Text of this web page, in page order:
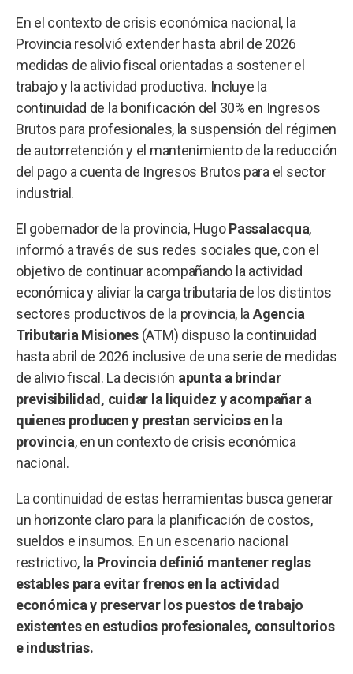
En el contexto de crisis económica nacional, la
Provincia resolvió extender hasta abril de 2026
medidas de alivio fiscal orientadas a sostener el
trabajo y la actividad productiva. Incluye la
continuidad de la bonificación del 30% en Ingresos
Brutos para profesionales, la suspensión del régimen
de autorretención y el mantenimiento de la reducción
del pago a cuenta de Ingresos Brutos para el sector
industrial.
El gobernador de la provincia, HugoPassalacqua,
informó a través de sus redes sociales que, con el
objetivo de continuar acompañando la actividad
económica y aliviar la carga tributaria de los distintos
sectores productivos de la provincia, la Agencia
Tributaria Misiones (ATM) dispuso la continuidad
hasta abril de 2026 inclusive de una serie de medidas
de alivio fiscal. La decisión apunta a brindar
previsibilidad, cuidar la liquidez y acompañar a
quienes producen y prestan servicios en la
provincia, en un contexto de crisis económica
nacional.
La continuidad de estas herramientas busca generar
un horizonte claro para la planificación de costos,
sueldos e insumos. En un escenario nacional
restrictivo, la Provincia definió mantener reglas
estables para evitar frenos en la actividad
económica y preservar los puestos de trabajo
existentes en estudios profesionales, consultorios
e industrias.